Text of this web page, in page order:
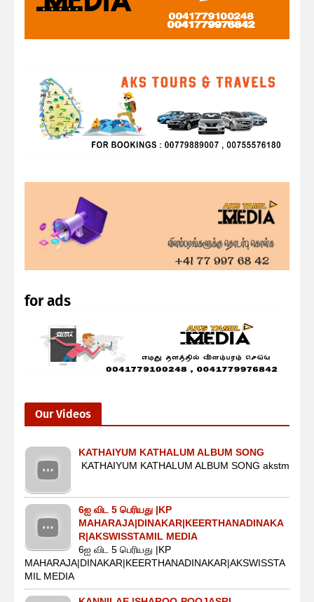
for ads
Our Videos
KATHAIYUM KATHALUM ALBUM SONG
KATHAIYUM KATHALUM ALBUM SONG akstm
6ஐ விட 5 பெரியது |KP
MAHARAJA|DINAKAR|KEERTHANADINAKA
R|AKSWISSTAMIL MEDIA
6ஐ விட 5 பெரியது |KP
MAHARAJA|DINAKAR|KEERTHANADINAKAR|AKSWISSTA
MIL MEDIA